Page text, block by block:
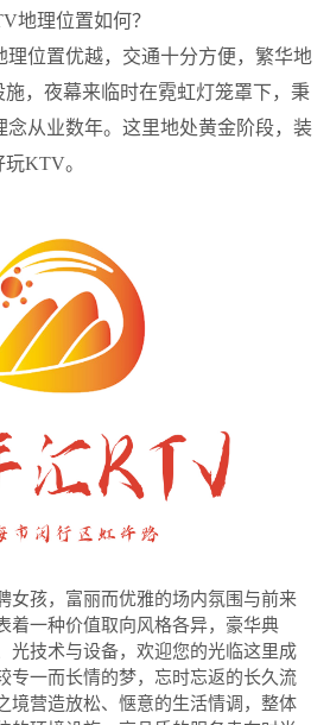
地理位置如何？
理位置优越，交通十分方便，繁华地
，夜幕来临时在霓虹灯笼罩下，秉
从业数年。这里地处黄金阶段，装
KTV。
女孩，富丽而优雅的场内氛围与前来
着一种价值取向风格各异，豪华典
光技术与设备，欢迎您的光临这里成
专一而长情的梦，忘时忘返的长久流
境营造放松、惬意的生活情调，整体